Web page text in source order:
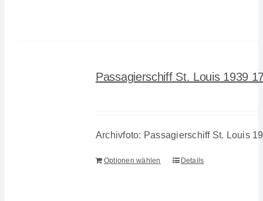
Passagierschiff St. Louis 1939
Archivfoto: Passagierschiff St. Louis
Optionen wählen Details